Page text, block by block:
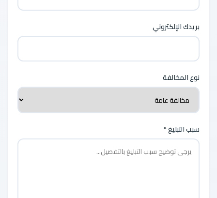
بريدك الإلكتروني
نوع المخالفة
سبب التبليغ *